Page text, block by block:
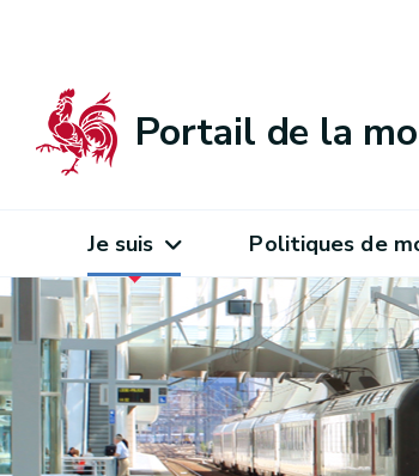
Portail de la
Je suis Politiques de